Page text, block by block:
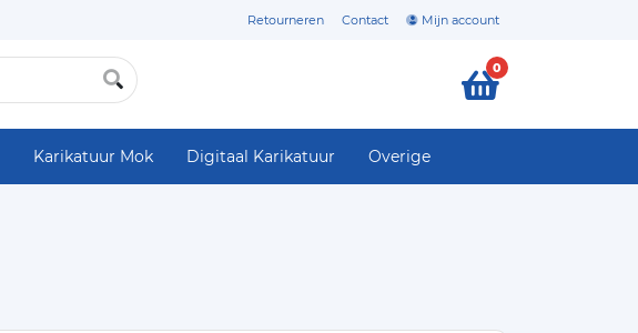
Retourneren Contact Mijn account
0
Karikatuur Mok Digitaal Karikatuur Overige